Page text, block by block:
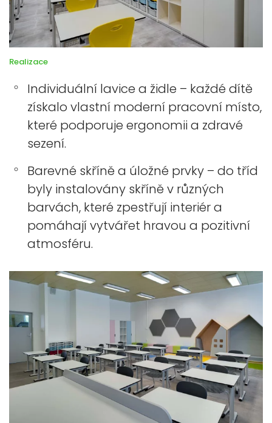
Realizace
Individuální lavice a židle – každé dítě
získalo vlastní moderní pracovní místo,
které podporuje ergonomii a zdravé
sezení.
Barevné skříně a úložné prvky – do tříd
byly instalovány skříně v různých
barvách, které zpestřují interiér a
pomáhají vytvářet hravou a pozitivní
atmosféru.